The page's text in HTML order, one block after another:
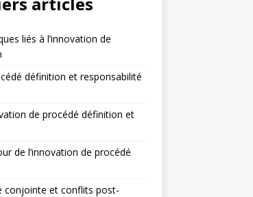
liés à l’innovation de
définition et responsabilité
de procédé définition et
de l’innovation de procédé
conjointe et conflits post-